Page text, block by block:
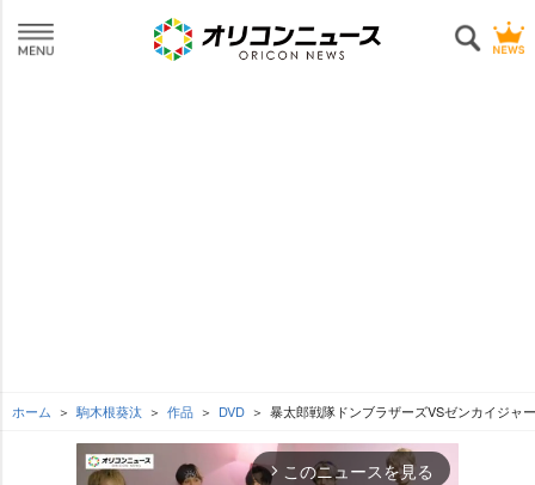
ホーム 駒木根葵汰 作品 DVD 暴太郎戦隊ドンブラザーズVSゼンカイジャ
arrow_forward_ios このニュースを見る